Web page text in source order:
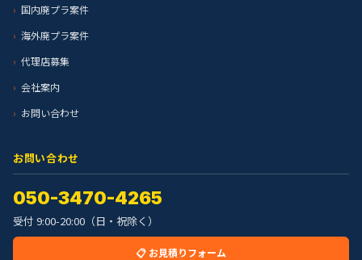
国内廃プラ案件
海外廃プラ案件
代理店募集
会社案内
お問い合わせ
お問い合わせ
050-3470-4265
受付 9:00-20:00（日・祝除く）
📋 お見積りフォーム